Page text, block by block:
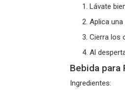
Lávate
Aplica una
Cierra los
Al
Bebida para
Ingredientes: